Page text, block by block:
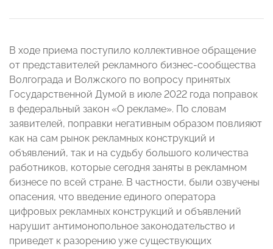
В ходе приема поступило коллективное обращение
от представителей рекламного бизнес-сообщества
Волгограда и Волжского по вопросу принятых
Государственной Думой в июле 2022 года поправок
в федеральный закон «О рекламе». По словам
заявителей, поправки негативным образом повлияют
как на сам рынок рекламных конструкций и
объявлений, так и на судьбу большого количества
работников, которые сегодня заняты в рекламном
бизнесе по всей стране. В частности, были озвучены
опасения, что введение единого оператора
цифровых рекламных конструкций и объявлений
нарушит антимонопольное законодательство и
приведет к разорению уже существующих